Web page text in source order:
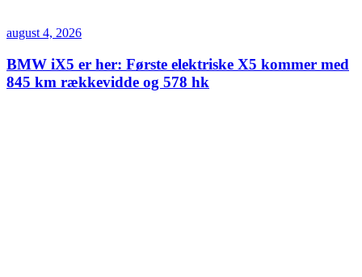
august 4, 2026
BMW iX5 er her: Første elektriske X5 kommer med
845 km rækkevidde og 578 hk